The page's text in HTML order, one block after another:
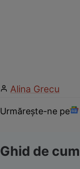
Alina Grecu
Urmărește-ne pe
Ghid de